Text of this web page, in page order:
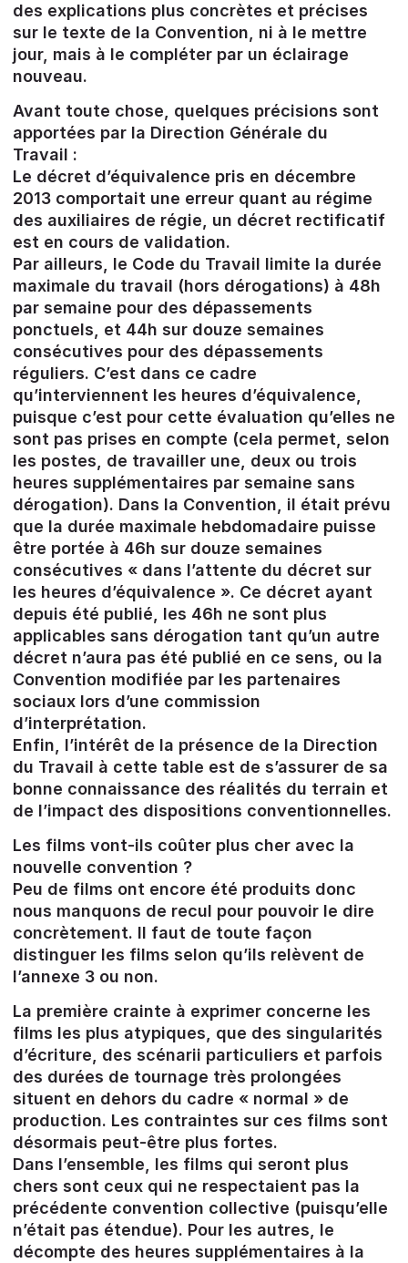
des explications plus concrètes et précises
sur le texte de la Convention, ni à le mettre
jour, mais à le compléter par un éclairage
nouveau.
Avant toute chose, quelques précisions sont
apportées par la Direction Générale du
Travail :
Le décret d’équivalence pris en décembre
2013 comportait une erreur quant au régime
des auxiliaires de régie, un décret rectificatif
est en cours de validation.
Par ailleurs, le Code du Travail limite la durée
maximale du travail (hors dérogations) à 48h
par semaine pour des dépassements
ponctuels, et 44h sur douze semaines
consécutives pour des dépassements
réguliers. C’est dans ce cadre
qu’interviennent les heures d’équivalence,
puisque c’est pour cette évaluation qu’elles ne
sont pas prises en compte (cela permet, selon
les postes, de travailler une, deux ou trois
heures supplémentaires par semaine sans
dérogation). Dans la Convention, il était prévu
que la durée maximale hebdomadaire puisse
être portée à 46h sur douze semaines
consécutives « dans l’attente du décret sur
les heures d’équivalence ». Ce décret ayant
depuis été publié, les 46h ne sont plus
applicables sans dérogation tant qu’un autre
décret n’aura pas été publié en ce sens, ou la
Convention modifiée par les partenaires
sociaux lors d’une commission
d’interprétation.
Enfin, l’intérêt de la présence de la Direction
du Travail à cette table est de s’assurer de sa
bonne connaissance des réalités du terrain et
de l’impact des dispositions conventionnelles.
Les films vont-ils coûter plus cher avec la
nouvelle convention ?
Peu de films ont encore été produits donc
nous manquons de recul pour pouvoir le dire
concrètement. Il faut de toute façon
distinguer les films selon qu’ils relèvent de
l’annexe 3 ou non.
La première crainte à exprimer concerne les
films les plus atypiques, que des singularités
d’écriture, des scénarii particuliers et parfois
des durées de tournage très prolongées
situent en dehors du cadre « normal » de
production. Les contraintes sur ces films sont
désormais peut-être plus fortes.
Dans l’ensemble, les films qui seront plus
chers sont ceux qui ne respectaient pas la
précédente convention collective (puisqu’elle
n’était pas étendue). Pour les autres, le
décompte des heures supplémentaires à la